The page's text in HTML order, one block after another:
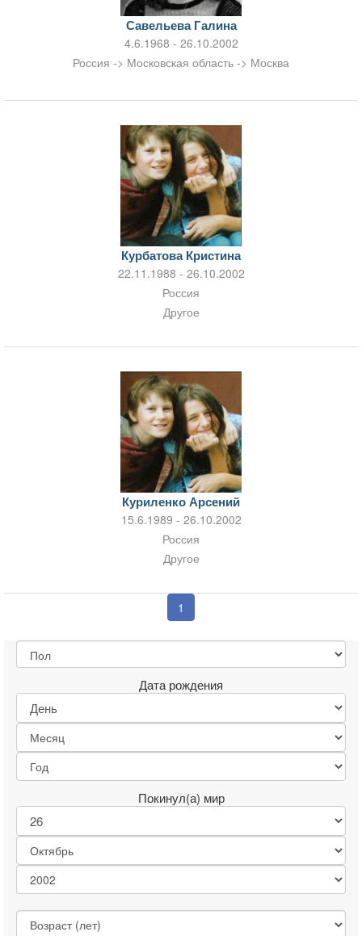
Савельева Галина
4.6.1968 - 26.10.2002
Россия -> Московская область -> Москва
Курбатова Кристина
22.11.1988 - 26.10.2002
Россия
Другое
Куриленко Арсений
15.6.1989 - 26.10.2002
Россия
Другое
1
Дата рождения
Покинул(а) мир